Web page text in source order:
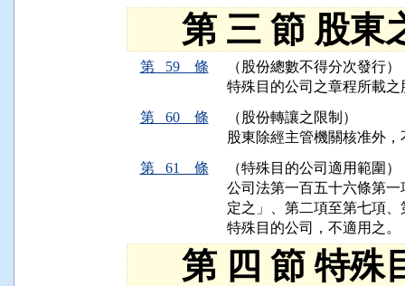
第 三 節 股東
第 59 條
（股份總數不得分次發行）
特殊目的公司之章程所載
第 60 條
（股份轉讓之限制）
股東除經主管機關核准外
第 61 條
（特殊目的公司適用範圍）
公司法第一百五十六條第
定之」、第二項至第七項
特殊目的公司，不適用之。
第 四 節 特殊